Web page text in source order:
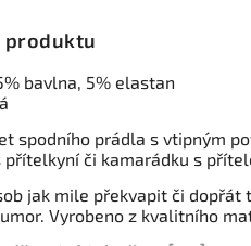
produktu
bavlna, 5% elastan
spodního prádla s vtipným
přítelkyní či kamarádku s
jak mile překvapit či dopřát
Vyrobeno z kvalitního